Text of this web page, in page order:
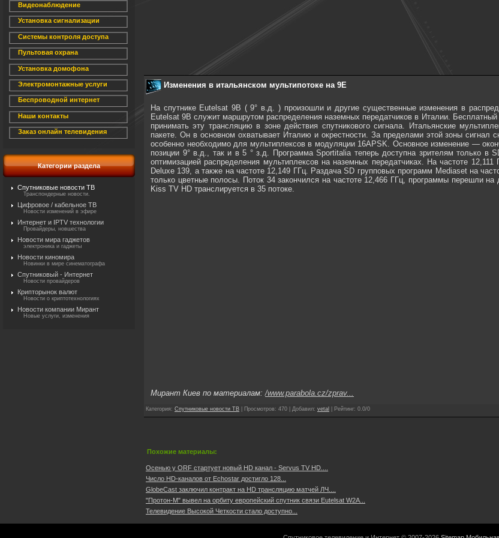
Видеонаблюдение
Установка сигнализации
Системы контроля доступа
Пультовая охрана
Установка домофона
Электромонтажные услуги
Беспроводной интернет
Наши контакты
Заказ онлайн телевидения
Категории раздела
Спутниковые новости ТВ
Транспондерные новости.
Цифровое / кабельное ТВ
Новости изменений в эфире
Интернет и IPTV технологии
Провайдеры, новшества
Новости мира гаджетов
электроника и гаджеты
Новости киномира
Новинки в мире синематографа
Спутниковый - Интернет
Новости провайдеров
Крипторынок валют
Новости о криптотехнологиях
Новости компании Мирант
Новые услуги, изменения
Изменения в итальянском мультипотоке на 9E
На спутнике Eutelsat 9B ( 9° в.д. ) произошли и другие существенные изменения в
Eutelsat 9B служит маршрутом распределения наземных передатчиков в Италии.
принимать эту трансляцию в зоне действия спутникового сигнала. Итальянские
пакете. Он в основном охватывает Италию и окрестности. За пределами этой зоны сигнал
особенно необходимо для мультиплексов в модуляции 16APSK. Основное изменение —
позиции 9° в.д., так и в 5 ° з.д. Программа Sportitalia теперь доступна зрителям только в
оптимизацией распределения мультиплексов на наземных передатчиках. На частоте
Deluxe 139, а также на частоте 12,149 ГГц. Раздача SD групповых программ Mediaset на
только цветные полосы. Поток 34 закончился на частоте 12,466 ГГц, программы перешли
Kiss TV HD транслируется в 35 потоке.
Мирант Киев по материалам: /www.parabola.cz/zprav...
Категория: Спутниковые новости ТВ Просмотров: 470 Добавил: vetal Рейтинг: 0.0/0
Похожие материалы:
Осенью у ORF стартует новый HD канал - Servus TV HD....
Число HD-каналов от Echostar достигло 128...
GlobeCast заключил контракт на HD трансляцию матчей ЛЧ....
"Протон-М" вывел на орбиту европейский спутник связи Eutelsat W2A...
Телевидение Высокой Четкости стало доступно...